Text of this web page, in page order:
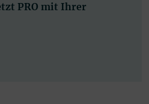
PRO mit Ihrer